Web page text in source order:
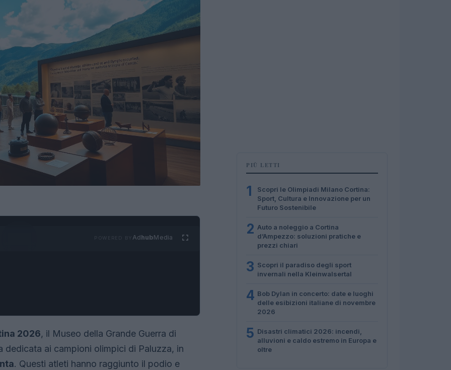
AdhubMedia
2026, il Museo della Grande Guerra di
dedicata ai campioni olimpici di Paluzza, in
. Questi atleti hanno raggiunto il podio e
PIÙ LETTI
1
Scopri le Olimpiadi Milano Cortina:
Sport, Cultura e Innovazione per un
Futuro Sostenibile
2 Auto a noleggio a Cortina
d’Ampezzo: soluzioni pratiche e
prezzi chiari
3 Scopri il paradiso degli sport
invernali nella Kleinwalsertal
4 Bob Dylan in concerto: date e luoghi
delle esibizioni italiane di novembre
2026
5 Disastri climatici 2026: incendi,
alluvioni e caldo estremo in Europa e
oltre